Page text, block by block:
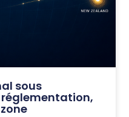
sous